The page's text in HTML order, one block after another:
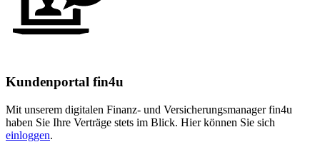
Kundenportal fin4u
Mit unserem digitalen Finanz- und Versicherungsmanager fin4u
haben Sie Ihre Verträge stets im Blick. Hier können Sie sich
einloggen.